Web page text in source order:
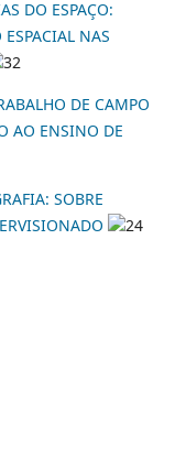
DO ESPAÇO:
NAS
32
DE CAMPO
AO ENSINO DE
SOBRE
24